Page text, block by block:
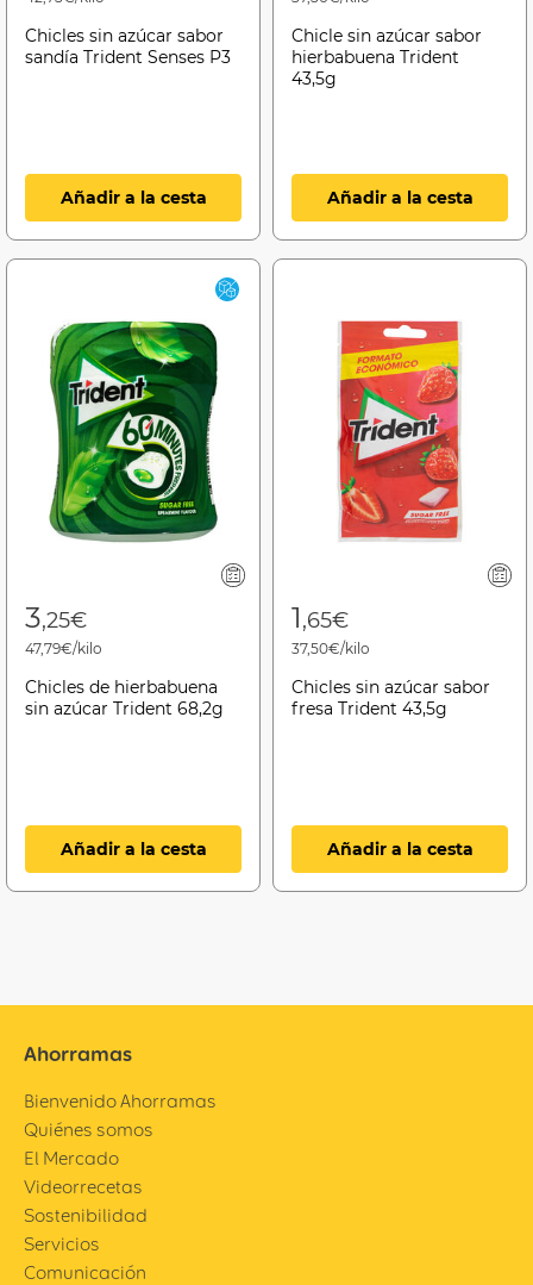
Chicles sin azúcar sabor
sandía Trident Senses P3
Añadir a la cesta
Chicle sin azúcar sabor
hierbabuena Trident
43,5g
Añadir a la cesta
3,25€
47,79€/kilo
Chicles de hierbabuena
sin azúcar Trident 68,2g
Añadir a la cesta
1,65€
37,50€/kilo
Chicles sin azúcar sabor
fresa Trident 43,5g
Añadir a la cesta
Ahorramas
Bienvenido Ahorramas
Quiénes somos
El Mercado
Videorrecetas
Sostenibilidad
Servicios
Comunicación